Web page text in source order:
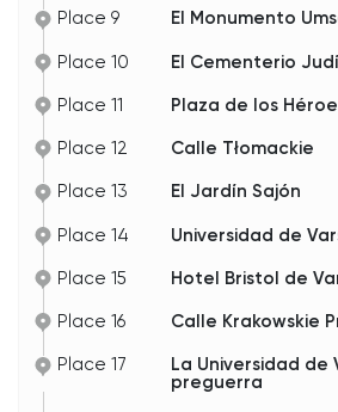
mundo.
entonces, esta es la única que
Quizás por eso, cuando uno se
siente por un momento como si
de antaño todavía no hubiera
Place 9 El Monumento
Place 10 El Cementerio
Place 11 Plaza de los
Place 12 Calle Tłomackie
Place 13 El Jardín Sajón
Place 14 Universidad de
Place 15 Hotel Bristol de
Place 16 Calle Krakowskie
Place 17
La Universidad de
preguerra